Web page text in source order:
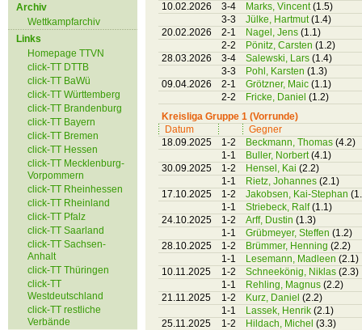
Archiv
Wettkampfarchiv
Links
Homepage TTVN
click-TT DTTB
click-TT BaWü
click-TT Württemberg
click-TT Brandenburg
click-TT Bayern
click-TT Bremen
click-TT Hessen
click-TT Mecklenburg-
Vorpommern
click-TT Rheinhessen
click-TT Rheinland
click-TT Pfalz
click-TT Saarland
click-TT Sachsen-
Anhalt
click-TT Thüringen
click-TT
Westdeutschland
click-TT restliche
Verbände
10.02.2026
3-4 Marks, Vincent(1.5)
3-3
Jülke, Hartmut(1.4)
20.02.2026
2-1 Nagel, Jens (1.1)
2-2
Pönitz, Carsten (1.2)
28.03.2026
3-4 Salewski, Lars (1.4)
3-3
Pohl, Karsten (1.3)
09.04.2026
2-1 Grötzner, Maic (1.1)
2-2
Fricke, Daniel (1.2)
Kreisliga Gruppe 1 (Vorrunde)
Datum
Gegner
18.09.2025
1-2 Beckmann, Thomas (4.2)
1-1
Buller, Norbert(4.1)
30.09.2025
1-2 Hensel, Kai (2.2)
1-1
Rietz, Johannes (2.1)
17.10.2025
1-2 Jakobsen, Kai-Stephan
1-1
Striebeck, Ralf(1.1)
24.10.2025
1-2 Arff, Dustin (1.3)
1-1
Grübmeyer, Steffen (1.2)
28.10.2025
1-2 Brümmer, Henning (2.2)
1-1
Lesemann, Madleen (2.1)
10.11.2025
1-2 Schneekönig, Niklas (2.3)
1-1
Rehling, Magnus (2.2)
21.11.2025
1-2 Kurz, Daniel (2.2)
1-1
Lassek, Henrik (2.1)
25.11.2025
1-2 Hildach, Michel (3.3)